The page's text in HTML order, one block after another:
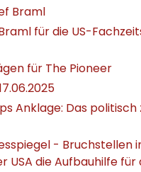
Braml
für die US-
für The Pioneer
Anklage: Das politisch
- Bruchstellen
die Aufbauhilfe für